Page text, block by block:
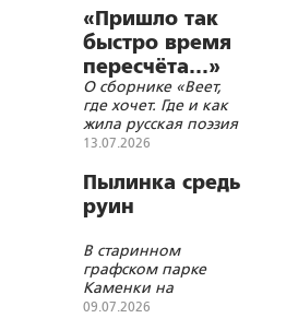
Н.Д.Шаховскую-Шик,
поэта
М.В.Исаковского и
генерала армии
Д.Д.Лелюшенко
вспоминаем
Императора Иоанна
VI и живописца
В.Д.Поленова
«Пришло так
быстро время
пересчёта…»
О сборнике «Веет,
где хочет. Где и как
жила русская поэзия
в 1990-х – 2000-х»
13.07.2026
Пылинка средь
руин
В старинном
графском парке
Каменки на
Черкасщине сбили
09.07.2026